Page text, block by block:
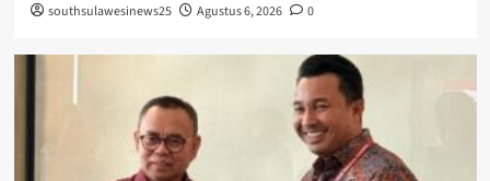
southsulawesinews25 Agustus 6, 2026 0